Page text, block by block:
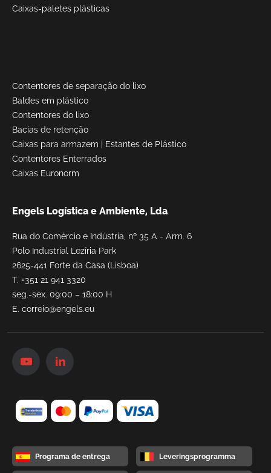
Caixas-paletes plásticas
Contentores de separação do lixo
Baldes em plástico
Contentores do lixo
Bacias de retenção
Caixas para armazem
Estantes de Plástico
Contentores Enterrados
Caixas Euronorm
Engels Logística e Ambiente, Lda
Rua do Comércio e Indústria, nº 35 A - Arm. 6
Polo Industrial Lezíria Park
2625-441 Forte da Casa (Lisboa)
T. +351 21 941 3320
seg.-sex. 09:00 – 18:00 H
E. correio@engels.eu
Programa de entrega Leveringsprogramma